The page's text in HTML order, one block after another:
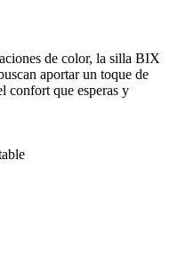
de color, la silla BIX
aportar un toque de
confort que esperas y